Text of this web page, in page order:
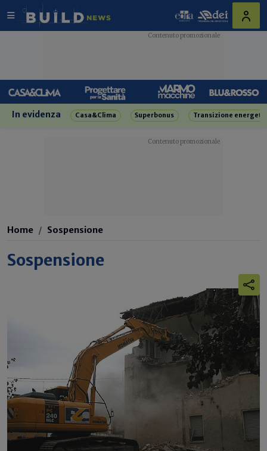
In evidenza Casa&Clima Superbonus Transizione
Home Sospensione
Sospensione